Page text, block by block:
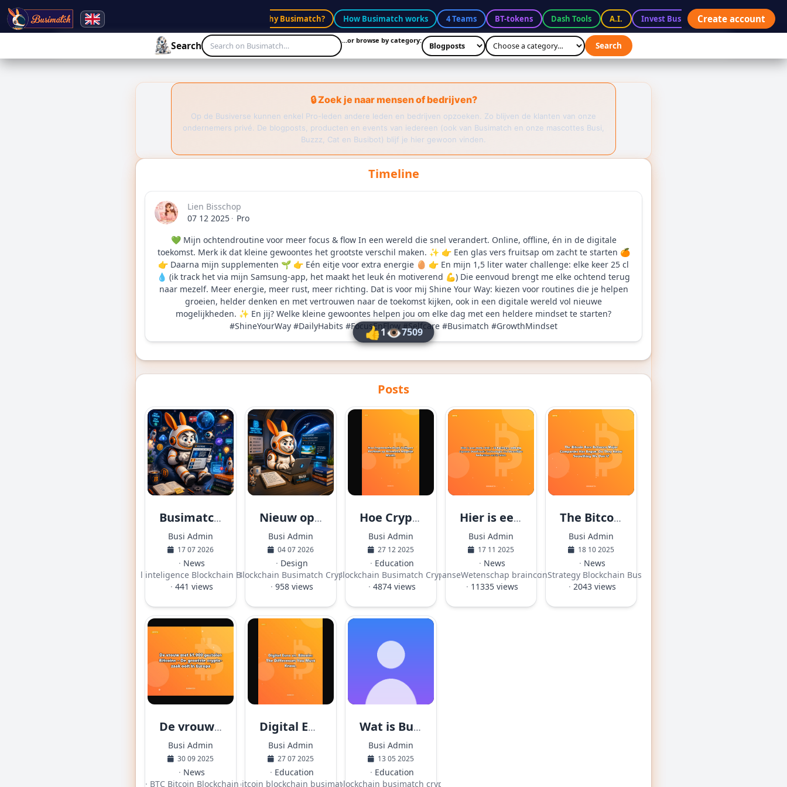
Why Busimatch? How Busimatch works 4 Teams BT-tokens Dash Tools A.I. Invest BusiX Marketplace
Create account
🔒 Zoek je naar mensen of bedrijven?
Op de Busiverse kunnen enkel Pro-leden andere leden en bedrijven opzoeken. Zo blijven de klanten van onze
ondernemers privé. De blogposts, producten en events van iedereen (ook van Busimatch en onze mascottes Busi,
Buzzz, Cat en Busibot) blijf je hier gewoon vinden.
Timeline
Lien Bisschop
07 12 2025 · Pro
💚 Mijn ochtendroutine voor meer focus & flow In een wereld die snel verandert. Online, offline, én in de digitale
toekomst. Merk ik dat kleine gewoontes het grootste verschil maken. ✨ 👉 Een glas vers fruitsap om zacht te starten 🍊
👉 Daarna mijn supplementen 🌱 👉 Eén eitje voor extra energie 🥚 👉 En mijn 1,5 liter water challenge: elke keer 25 cl
💧 (ik track het via mijn Samsung-app, het maakt het leuk én motiverend 💪) Die eenvoud brengt me elke ochtend terug
naar mezelf. Meer energie, meer rust, meer richting. Dat is voor mij Shine Your Way: kiezen voor routines die je helpen
groeien, helder denken en met vertrouwen naar de toekomst kijken, ook in een digitale wereld vol nieuwe
mogelijkheden. ✨ En jij? Welke kleine gewoontes helpen jou om elke dag met een heldere mindset te starten?
#ShineYourWay #DailyHabits #FocusEnFlow #Selfcare #Busimatch #GrowthMindset
👍1👁7509
Posts
Busimatch News Has a New Home!
Busi Admin
17 07 2026
· News
Artificial inteligence Blockchain Busimatch
·441 views
Nieuw op Busimatch: meldingen op je app-icoon, mis nooit nog een post!
Busi Admin
04 07 2026
· Design
·Blockchain Busimatch Crypto
·958 views
Hoe Cryptotechnologie Veiligere Profielen op Busimatch Mogelijk Maakt.
Busi Admin
27 12 2025
· Education
·Blockchain Busimatch Crypto
·4874 views
Hier is een sterke titel + 10 hashtags, volledig Japanse Doorbraak: Technologie Zet Menselijke Gedachten om in tekst.
Busi Admin
17 11 2025
· News
·AIinnovatie JapanseWetenschap braincomputerinterface
· 11335 views
The Bitcoin Race Between Major Companies Has Begun: Do They Know Something We Don’t?
Busi Admin
18 10 2025
· News
·BitcoinStrategy Blockchain Busimatch
·2043 views
De vrouw met 61.000 gestolen Bitcoins – De grootste crypto-zaak ooit in Europa
Busi Admin
30 09 2025
· News
· BTC Bitcoin Blockchain
Digital Euro vs. Bitcoin: The Differences You Must Know.
Busi Admin
27 07 2025
· Education
·bitcoin blockchain busimatch
Wat is Busimatch en waarom moet jij dit nu ontdekken?
Busi Admin
13 05 2025
· Education
·blockchain busimatch crypto
Search …or browse by category:
Search